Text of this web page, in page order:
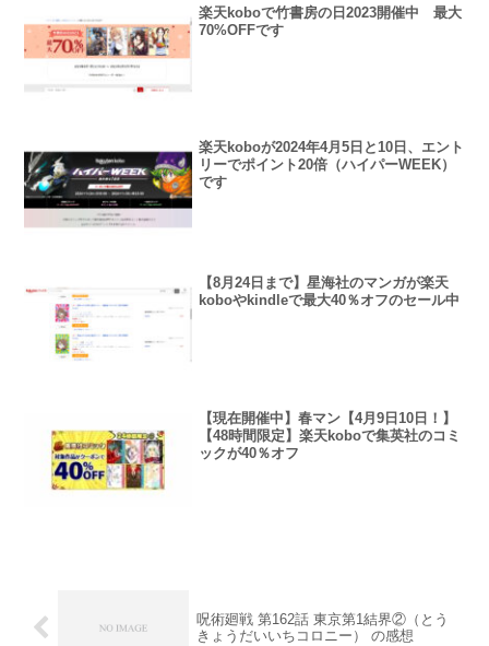
楽天koboで竹書房の日2023開催中 最大
70%OFFです
楽天koboが2024年4月5日と10日、エント
リーでポイント20倍（ハイパーWEEK）
です
【8月24日まで】星海社のマンガが楽天
koboやkindleで最大40％オフのセール中
【現在開催中】春マン【4月9日10日！】
【48時間限定】楽天koboで集英社のコミ
ックが40％オフ
呪術廻戦 第162話 東京第1結界②（とう
きょうだいいちコロニー） の感想